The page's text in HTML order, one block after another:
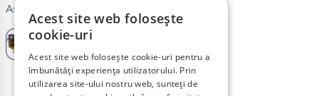
Astralis Distribution srl - RO16069636
Acest site web folosește
cookie-uri
Acest site web folosește cookie-uri pentru a
îmbunătăți experiența utilizatorului. Prin
utilizarea site-ului nostru web, sunteți de